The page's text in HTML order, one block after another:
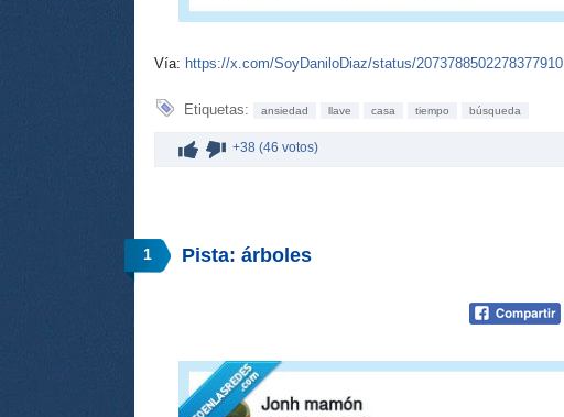
Vía: https://x.com/SoyDaniloDiaz/status/2073788502278377910
Etiquetas: ansiedad llave casa tiempo búsqueda
+38 (46 votos)
1 Pista: árboles